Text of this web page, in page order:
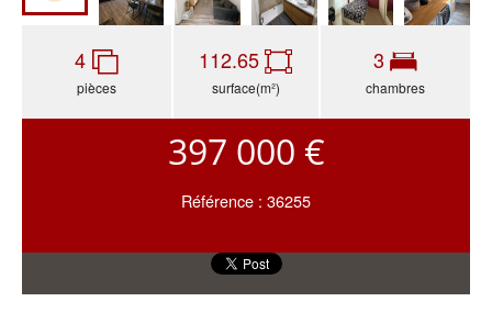
4
pièces
112.65
surface(m²)
3
chambres
397 000 €
Référence : 36255